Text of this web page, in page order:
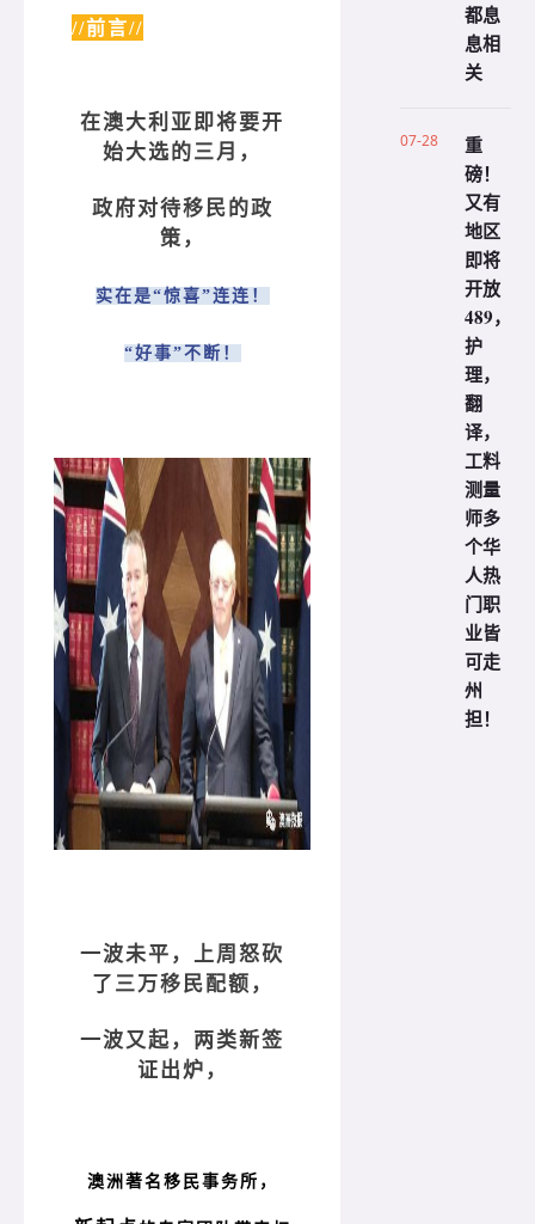
//前言//
在澳大利亚即将要开
始大选的三月，
政府对待移民的政
策，
实在是“惊喜”连连！
“好事”不断！
一波未平，上周怒砍
了三万移民配额，
一波又起，两类新签
证出炉，
澳洲著名移民事务所，
都息
息相
关
07-28
重
磅！
又有
地区
即将
开放
489，
护
理，
翻
译，
工料
测量
师多
个华
人热
门职
业皆
可走
州
担！